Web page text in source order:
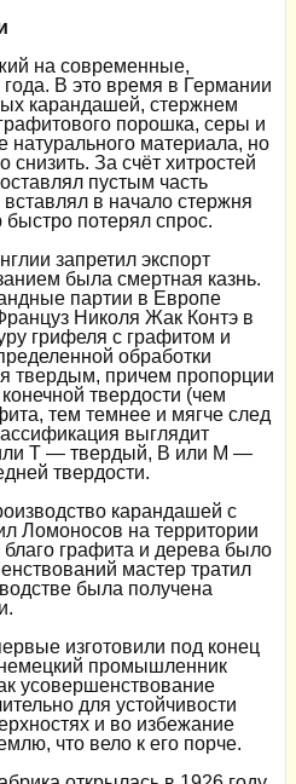
на современные,
В это время в Германии
карандашей, стержнем
порошка, серы и
натурального материала, но
снизить. За счёт хитростей
пустым часть
в начало стержня
потерял спрос.
запретил экспорт
была смертная казнь.
партии в Европе
Николя Жак Контэ в
грифеля с графитом и
обработки
твердым, причем пропорции
твердости (чем
тем темнее и мягче след
выглядит
Т — твердый, В или М —
твердости.
карандашей с
Ломоносов на территории
благо графита и дерева было
мастер тратил
была получена
изготовили под конец
промышленник
усовершенствование
для устойчивости
и во избежание
что вело к его порче.